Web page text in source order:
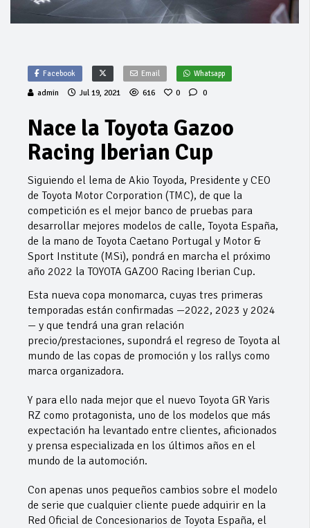
Facebook Email Whatsapp
admin Jul 19, 2021 616 0 0
Nace la Toyota Gazoo
Racing Iberian Cup
Siguiendo el lema de Akio Toyoda, Presidente y CEO
de Toyota Motor Corporation (TMC), de que la
competición es el mejor banco de pruebas para
desarrollar mejores modelos de calle, Toyota España,
de la mano de Toyota Caetano Portugal y Motor &
Sport Institute (MSi), pondrá en marcha el próximo
año 2022 la TOYOTA GAZOO Racing Iberian Cup.
Esta nueva copa monomarca, cuyas tres primeras
temporadas están confirmadas —2022, 2023 y 2024
— y que tendrá una gran relación
precio/prestaciones, supondrá el regreso de Toyota al
mundo de las copas de promoción y los rallys como
marca organizadora.
Y para ello nada mejor que el nuevo Toyota GR Yaris
RZ como protagonista, uno de los modelos que más
expectación ha levantado entre clientes, aficionados
y prensa especializada en los últimos años en el
mundo de la automoción.
Con apenas unos pequeños cambios sobre el modelo
de serie que cualquier cliente puede adquirir en la
Red Oficial de Concesionarios de Toyota España, el